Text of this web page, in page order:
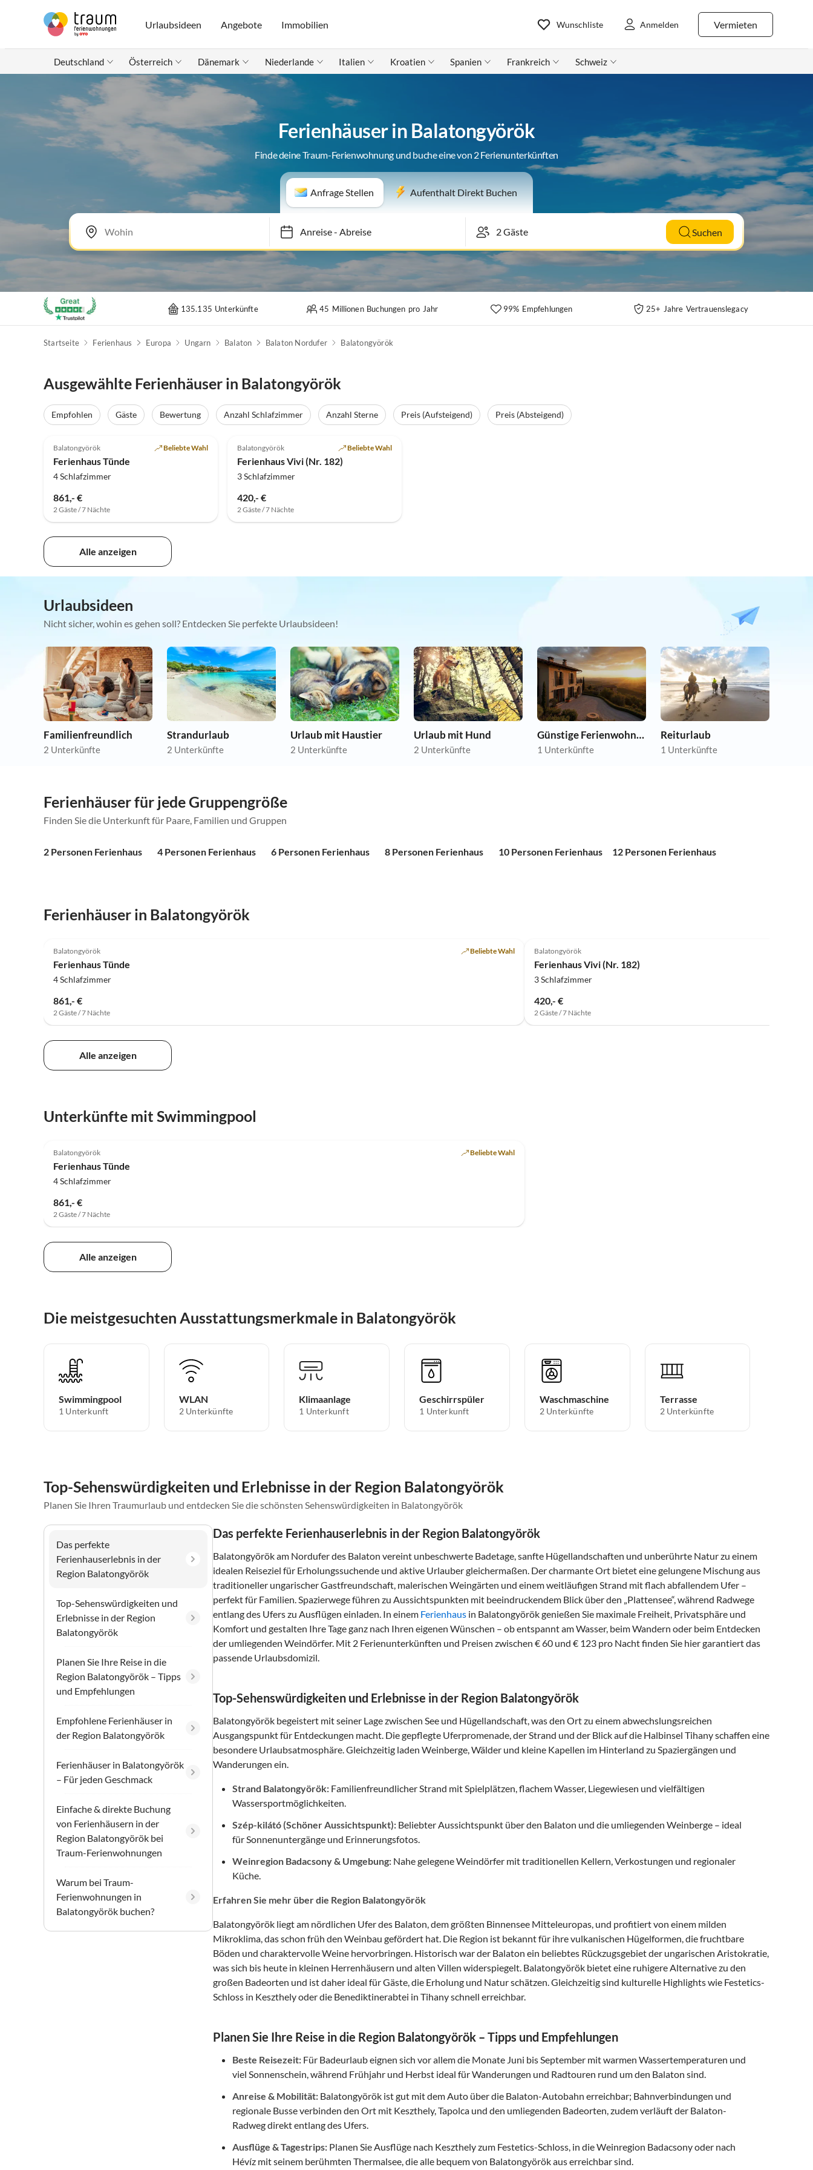
Urlaubsideen Angebote Immobilien Vermieten
Wunschliste Anmelden
Deutschland Österreich Dänemark Niederlande Italien Kroatien Spanien Frankreich Schweiz
Ferienhäuser in Balatongyörök
Finde deine Traum-Ferienwohnung und buche eine von 2 Ferienunterkünften
Anfrage Stellen Aufenthalt Direkt Buchen
Anreise-Abreise Suchen
135.135 Unterkünfte 45 Millionen Buchungen pro Jahr 99% Empfehlungen 25+ Jahre Vertrauenslegacy
Startseite Ferienhaus Europa Ungarn Balaton Balaton Nordufer Balatongyörök
Ausgewählte Ferienhäuser in Balatongyörök
Empfohlen Gäste Bewertung Anzahl Schlafzimmer Anzahl Sterne Preis (Aufsteigend)
Preis (Absteigend)
Balatongyörök Beliebte Wahl
Ferienhaus Tünde
4 Schlafzimmer
861,- €
2 Gäste / 7 Nächte
Balatongyörök Beliebte Wahl
Ferienhaus Vivi (Nr. 182)
3 Schlafzimmer
420,- €
2 Gäste / 7 Nächte
Alle anzeigen
Urlaubsideen
Nicht sicher, wohin es gehen soll? Entdecken Sie perfekte Urlaubsideen!
Familienfreundlich
2 Unterkünfte
Strandurlaub
2 Unterkünfte
Urlaub mit Haustier
2 Unterkünfte
Urlaub mit Hund
2 Unterkünfte
Günstige Ferienwohnungen
1 Unterkünfte
Reiturlaub
1 Unterkünfte
Ferienhäuser für jede Gruppengröße
Finden Sie die Unterkunft für Paare, Familien und Gruppen
2 Personen Ferienhaus 4 Personen Ferienhaus 6 Personen Ferienhaus 8 Personen Ferienhaus 10 Personen Ferienhaus 12 Personen Ferienhaus
Ferienhäuser in Balatongyörök
Balatongyörök Beliebte Wahl
Ferienhaus Tünde
4 Schlafzimmer
861,- €
2 Gäste / 7 Nächte
Balatongyörök
Ferienhaus Vivi (Nr. 182)
3 Schlafzimmer
420,- €
2 Gäste / 7 Nächte
Alle anzeigen
Unterkünfte mit Swimmingpool
Balatongyörök Beliebte Wahl
Ferienhaus Tünde
4 Schlafzimmer
861,- €
2 Gäste / 7 Nächte
Alle anzeigen
Die meistgesuchten Ausstattungsmerkmale in Balatongyörök
Swimmingpool
1 Unterkunft
WLAN
2 Unterkünfte
Klimaanlage
1 Unterkunft
Geschirrspüler
1 Unterkunft
Waschmaschine
2 Unterkünfte
Terrasse
2 Unterkünfte
Top-Sehenswürdigkeiten und Erlebnisse in der Region Balatongyörök
Planen Sie Ihren Traumurlaub und entdecken Sie die schönsten Sehenswürdigkeiten in Balatongyörök
Das perfekte
Ferienhauserlebnis in der
Region Balatongyörök
Top-Sehenswürdigkeiten und
Erlebnisse in der Region
Balatongyörök
Planen Sie Ihre Reise in die
Region Balatongyörök – Tipps
und Empfehlungen
Empfohlene Ferienhäuser in
der Region Balatongyörök
Ferienhäuser in Balatongyörök
– Für jeden Geschmack
Einfache & direkte Buchung
von Ferienhäusern in der
Region Balatongyörök bei
Traum-Ferienwohnungen
Warum bei Traum-
Ferienwohnungen in
Balatongyörök buchen?
Das perfekte Ferienhauserlebnis in der Region Balatongyörök
Balatongyörök am Nordufer des Balaton vereint unbeschwerte Badetage, sanfte Hügellandschaften und unberührte Natur zu einem
idealen Reiseziel für Erholungssuchende und aktive Urlauber gleichermaßen. Der charmante Ort bietet eine gelungene Mischung aus
traditioneller ungarischer Gastfreundschaft, malerischen Weingärten und einem weitläufigen Strand mit flach abfallendem Ufer –
perfekt für Familien. Spazierwege führen zu Aussichtspunkten mit beeindruckendem Blick über den „Plattensee“, während Radwege
entlang des Ufers zu Ausflügen einladen. In einem Ferienhaus in Balatongyörök genießen Sie maximale Freiheit, Privatsphäre und
Komfort und gestalten Ihre Tage ganz nach Ihren eigenen Wünschen – ob entspannt am Wasser, beim Wandern oder beim Entdecken
der umliegenden Weindörfer. Mit 2 Ferienunterkünften und Preisen zwischen € 60 und € 123 pro Nacht finden Sie hier garantiert das
passende Urlaubsdomizil.
Top-Sehenswürdigkeiten und Erlebnisse in der Region Balatongyörök
Balatongyörök begeistert mit seiner Lage zwischen See und Hügellandschaft, was den Ort zu einem abwechslungsreichen
Ausgangspunkt für Entdeckungen macht. Die gepflegte Uferpromenade, der Strand und der Blick auf die Halbinsel Tihany schaffen eine
besondere Urlaubsatmosphäre. Gleichzeitig laden Weinberge, Wälder und kleine Kapellen im Hinterland zu Spaziergängen und
Wanderungen ein.
Strand Balatongyörök: Familienfreundlicher Strand mit Spielplätzen, flachem Wasser, Liegewiesen und vielfältigen
Wassersportmöglichkeiten.
Szép-kilátó (Schöner Aussichtspunkt): Beliebter Aussichtspunkt über den Balaton und die umliegenden Weinberge – ideal
für Sonnenuntergänge und Erinnerungsfotos.
Weinregion Badacsony & Umgebung: Nahe gelegene Weindörfer mit traditionellen Kellern, Verkostungen und regionaler
Küche.
Erfahren Sie mehr über die Region Balatongyörök
Balatongyörök liegt am nördlichen Ufer des Balaton, dem größten Binnensee Mitteleuropas, und profitiert von einem milden
Mikroklima, das schon früh den Weinbau gefördert hat. Die Region ist bekannt für ihre vulkanischen Hügelformen, die fruchtbare
Böden und charaktervolle Weine hervorbringen. Historisch war der Balaton ein beliebtes Rückzugsgebiet der ungarischen Aristokratie,
was sich bis heute in kleinen Herrenhäusern und alten Villen widerspiegelt. Balatongyörök bietet eine ruhigere Alternative zu den
großen Badeorten und ist daher ideal für Gäste, die Erholung und Natur schätzen. Gleichzeitig sind kulturelle Highlights wie Festetics-
Schloss in Keszthely oder die Benediktinerabtei in Tihany schnell erreichbar.
Planen Sie Ihre Reise in die Region Balatongyörök – Tipps und Empfehlungen
Beste Reisezeit: Für Badeurlaub eignen sich vor allem die Monate Juni bis September mit warmen Wassertemperaturen und
viel Sonnenschein, während Frühjahr und Herbst ideal für Wanderungen und Radtouren rund um den Balaton sind.
Anreise & Mobilität: Balatongyörök ist gut mit dem Auto über die Balaton-Autobahn erreichbar; Bahnverbindungen und
regionale Busse verbinden den Ort mit Keszthely, Tapolca und den umliegenden Badeorten, zudem verläuft der Balaton-
Radweg direkt entlang des Ufers.
Ausflüge & Tagestrips: Planen Sie Ausflüge nach Keszthely zum Festetics-Schloss, in die Weinregion Badacsony oder nach
Hévíz mit seinem berühmten Thermalsee, die alle bequem von Balatongyörök aus erreichbar sind.